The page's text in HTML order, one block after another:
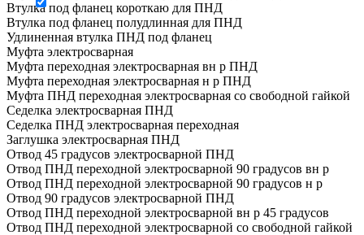
Втулка под фланец короткаю для ПНД
Втулка под фланец полудлинная для ПНД
Удлиненная втулка ПНД под фланец
Муфта электросварная
Муфта переходная электросварная вн р ПНД
Муфта переходная электросварная н р ПНД
Муфта ПНД переходная электросварная со свободной гайкой
Седелка электросварная ПНД
Седелка ПНД электросварная переходная
Заглушка электросварная ПНД
Отвод 45 градусов электросварной ПНД
Отвод ПНД переходной электросварной 90 градусов вн р
Отвод ПНД переходной электросварной 90 градусов н р
Отвод 90 градусов электросварной ПНД
Отвод ПНД переходной электросварной вн р 45 градусов
Отвод ПНД переходной электросварной со свободной гайкой